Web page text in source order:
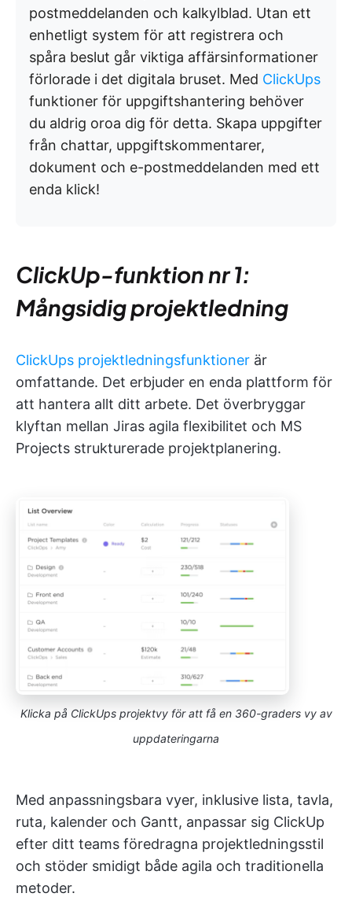
postmeddelanden och kalkylblad. Utan ett
enhetligt system för att registrera och
spåra beslut går viktiga affärsinformationer
förlorade i det digitala bruset. Med ClickUps
funktioner för uppgiftshantering behöver
du aldrig oroa dig för detta. Skapa uppgifter
från chattar, uppgiftskommentarer,
dokument och e-postmeddelanden med ett
enda klick!
ClickUp-funktion nr 1:
Mångsidig projektledning
ClickUps projektledningsfunktioner är
omfattande. Det erbjuder en enda plattform för
att hantera allt ditt arbete. Det överbryggar
klyftan mellan Jiras agila flexibilitet och MS
Projects strukturerade projektplanering.
Klicka på ClickUps projektvy för att få en 360-graders vy av
uppdateringarna
Med anpassningsbara vyer, inklusive lista, tavla,
ruta, kalender och Gantt, anpassar sig ClickUp
efter ditt teams föredragna projektledningsstil
och stöder smidigt både agila och traditionella
metoder.